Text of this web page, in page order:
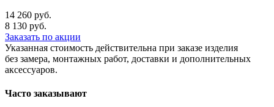
14 260 руб.
8 130 руб.
Заказать по акции
Указанная стоимость действительна при заказе изделия
без замера, монтажных работ, доставки и дополнительных
аксессуаров.
Часто заказывают